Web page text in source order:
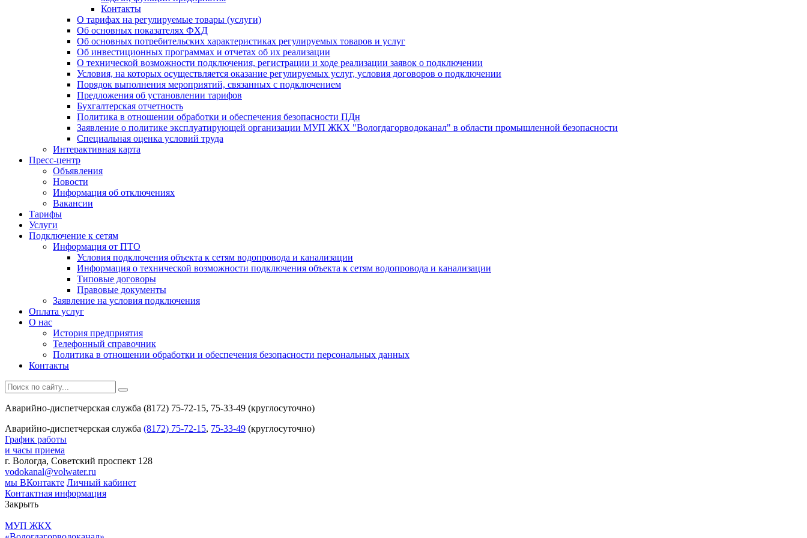
Контакты
О тарифах на регулируемые товары (услуги)
Об основных показателях ФХД
Об основных потребительских характеристиках регулируемых товаров и услуг
Об инвестиционных программах и отчетах об их реализации
О технической возможности подключения, регистрации и ходе реализации заявок о подключении
Условия, на которых осуществляется оказание регулируемых услуг, условия договоров о подключении
Порядок выполнения мероприятий, связанных с подключением
Предложения об установлении тарифов
Бухгалтерская отчетность
Политика в отношении обработки и обеспечения безопасности ПДн
Заявление о политике эксплуатирующей организации МУП ЖКХ "Вологдагорводоканал" в области промышленной безопасности
Специальная оценка условий труда
Интерактивная карта
Пресс-центр
Объявления
Новости
Информация об отключениях
Вакансии
Тарифы
Услуги
Подключение к сетям
Информация от ПТО
Условия подключения объекта к сетям водопровода и канализации
Информация о технической возможности подключения объекта к сетям водопровода и канализации
Типовые договоры
Правовые документы
Заявление на условия подключения
Оплата услуг
О нас
История предприятия
Телефонный справочник
Политика в отношении обработки и обеспечения безопасности персональных данных
Контакты
Аварийно-диспетчерская служба (8172) 75-72-15, 75-33-49 (круглосуточно)
Аварийно-диспетчерская служба (8172) 75-72-15, 75-33-49 (круглосуточно)
График работы
и часы приема
г. Вологда, Советский проспект 128
vodokanal@volwater.ru
мы ВКонтакте Личный кабинет
Контактная информация
Закрыть
МУП ЖКХ